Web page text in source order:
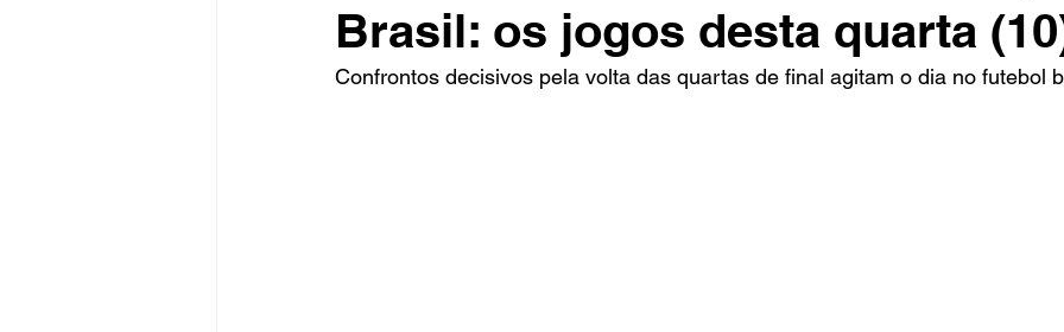
Tecnologia Educação Influencer Luto Artista Seleção
Brasil: os jogos desta quarta
Confrontos decisivos pela volta das quartas de final agitam o dia no futebol